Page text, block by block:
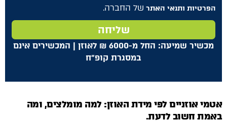
הפרטיות ותנאי האתר של החברה.
שליחה
מכשיר שמיעה: החל מ-6000 ₪ לאוזן | המכשירים אינם
במסגרת קופ"ח
אטמי אוזניים לפי מידת האוזן: למה מומלצים, ומה
באמת חשוב לדעת.